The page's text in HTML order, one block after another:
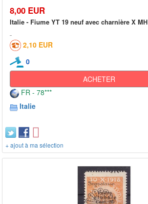
8,00 EUR
Italie - Fiume YT 19 neuf avec charnière X MH
2,10 EUR
0
ACHETER
FR - 78***
Italie
+ ajout à ma sélection